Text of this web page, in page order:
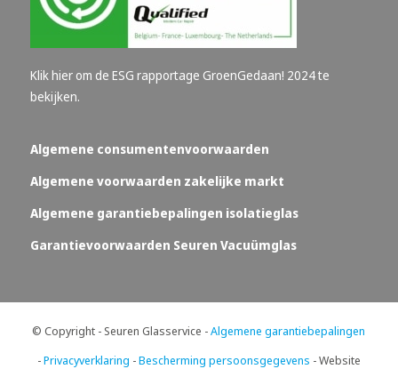
Klik hier om de ESG rapportage GroenGedaan! 2024 te
bekijken.
Algemene consumentenvoorwaarden
Algemene voorwaarden zakelijke markt
Algemene garantiebepalingen isolatieglas
Garantievoorwaarden Seuren Vacuümglas
© Copyright - Seuren Glasservice -Algemene garantiebepalingen
-Privacyverklaring -Bescherming persoonsgegevens - Website